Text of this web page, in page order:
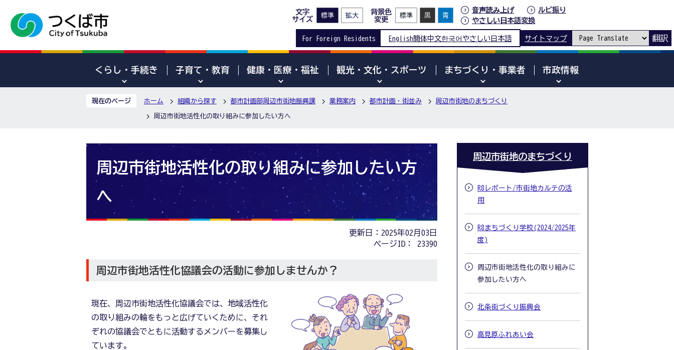
文字
サイズ
背景色
変更
音声読み上げ
ルビ振り
やさしい日本語変換
For Foreign Residents English簡体中文한국어 やさしい日本語 サイトマップ 翻訳
くらし・手続き 子育て・教育 健康・医療・福祉 観光・文化・スポーツ まちづくり・事業者 市政情報
現在のページ ホーム 組織から探す 都市計画部周辺市街地振興課 業務案内 都市計画・街並み 周辺市街地のまちづくり
周辺市街地活性化の取り組みに参加したい方へ
周辺市街地活性化の取り組みに参加したい方
へ
更新日：2025年02月03日
ページID：
23390
周辺市街地活性化協議会の活動に参加しませんか？
現在、周辺市街地活性化協議会では、地域活性化
の取り組みの輪をもっと広げていくために、それ
ぞれの協議会でともに活動するメンバーを募集し
ています。
周辺市街地のまちづくり
R8レポート/市街地カルテの活
用
R8まちづくり学校(2024/2025年
度)
周辺市街地活性化の取り組みに
参加したい方へ
北条街づくり振興会
高見原ふれあい会